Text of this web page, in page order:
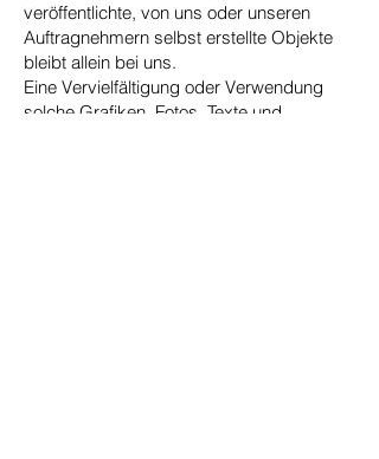
veröffentlichte, von uns oder unseren
Auftragnehmern selbst erstellte Objekte
bleibt allein bei uns.
Eine Vervielfältigung oder Verwendung
solche Grafiken, Fotos, Texte und